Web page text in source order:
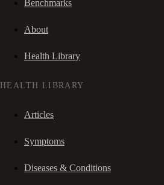
Benchmarks
About
Health Library
HEALTH LIBRARY
Articles
Symptoms
Diseases & Conditions